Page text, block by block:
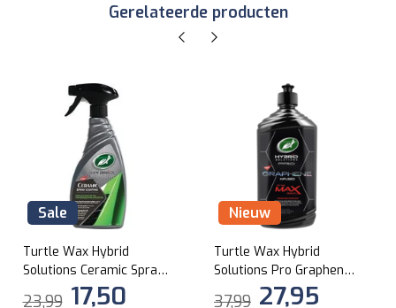
Gerelateerde producten
Sale
Turtle Wax Hybrid
Solutions Ceramic Spray
Coating 500ml
23,99 17,50
Nieuw
Turtle Wax Hybrid
Solutions Pro Graphene
Max Wax 414ml
37,99 27,95